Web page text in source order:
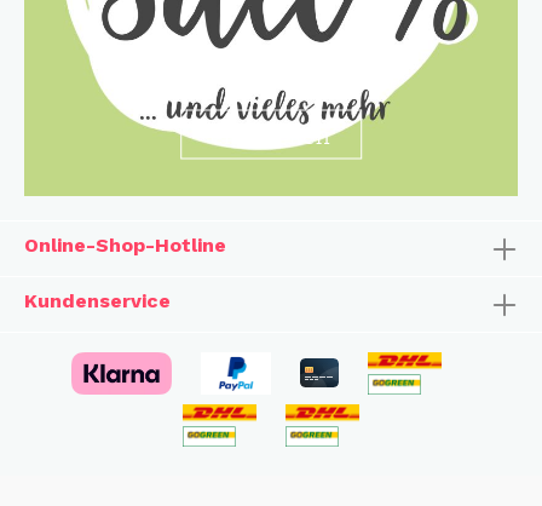
entdecken
Online-Shop-Hotline
Kundenservice